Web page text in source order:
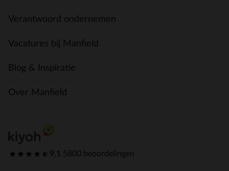
Verantwoord ondernemen
Vacatures bij Manfield
Blog & Inspiratie
Over Manfield
9.1 5800 beoordelingen